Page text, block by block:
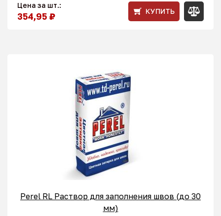
Цена за шт.:
354,95 ₽ КУПИТЬ
Perel RL Раствор для заполнения швов (до 30
мм)